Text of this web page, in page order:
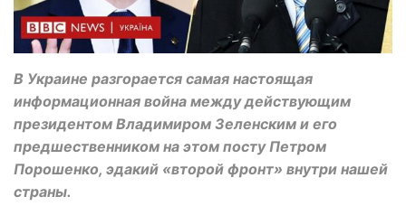
В Украине разгорается самая настоящая
информационная война между действующим
президентом Владимиром Зеленским и его
предшественником на этом посту Петром
Порошенко, эдакий «второй фронт» внутри нашей
страны.